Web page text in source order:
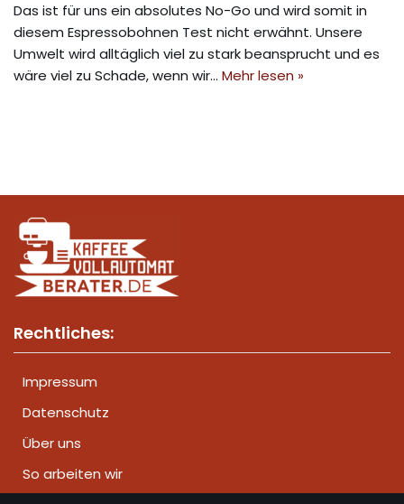
Das ist für uns ein absolutes No-Go und wird somit in
diesem Espressobohnen Test nicht erwähnt. Unsere
Umwelt wird alltäglich viel zu stark beansprucht und es
wäre viel zu Schade, wenn wir… Mehr lesen »
Rechtliches:
Impressum
Datenschutz
Über uns
So arbeiten wir